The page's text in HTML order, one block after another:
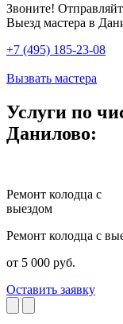
Звоните!
Выезд мастера в
+7 (495) 185-23-08
Вызвать мастера
Услуги по
Данилово:
Ремонт колодца с
выездом
Ремонт колодца с
от 5 000 руб.
Оставить заявку